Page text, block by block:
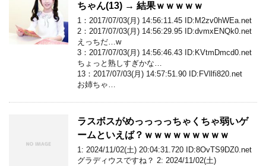
ちゃん(13) → 結果ｗｗｗｗｗ
1：2017/07/03(月) 14:56:11.45 ID:M2zv0hWEa.net
2：2017/07/03(月) 14:56:29.95 ID:dvmxENQk0.net
えっちだ…w
3：2017/07/03(月) 14:56:46.43 ID:KVtmDmcd0.net
ちょっと熟しすぎかな…
13：2017/07/03(月) 14:57:51.90 ID:FVllfi820.net
お姉ちゃ…
ラスボスがめっっっっちゃくちゃ弱いゲ
ームといえば？ｗｗｗｗｗｗｗｗｗ
1: 2024/11/02(土) 20:04:31.720 ID:8OvTS9DZ0.net
グラディウスですね？ 2: 2024/11/02(土)